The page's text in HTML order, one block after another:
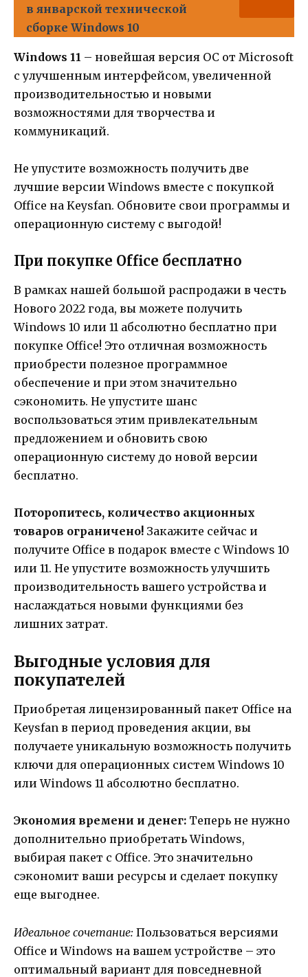
в январской технической
сборке Windows 10
Windows 11 – новейшая версия ОС от Microsoft
с улучшенным интерфейсом, увеличенной
производительностью и новыми
возможностями для творчества и
коммуникаций.
Не упустите возможность получить две
лучшие версии Windows вместе с покупкой
Office на Keysfan. Обновите свои программы и
операционную систему с выгодой!
При покупке Office бесплатно
В рамках нашей большой распродажи в честь
Нового 2022 года, вы можете получить
Windows 10 или 11 абсолютно бесплатно при
покупке Office! Это отличная возможность
приобрести полезное программное
обеспечение и при этом значительно
сэкономить. Не упустите шанс
воспользоваться этим привлекательным
предложением и обновить свою
операционную систему до новой версии
бесплатно.
Поторопитесь, количество акционных
товаров ограничено! Закажите сейчас и
получите Office в подарок вместе с Windows 10
или 11. Не упустите возможность улучшить
производительность вашего устройства и
наслаждаться новыми функциями без
лишних затрат.
Выгодные условия для
покупателей
Приобретая лицензированный пакет Office на
Keysfan в период проведения акции, вы
получаете уникальную возможность получить
ключи для операционных систем Windows 10
или Windows 11 абсолютно бесплатно.
Экономия времени и денег: Теперь не нужно
дополнительно приобретать Windows,
выбирая пакет с Office. Это значительно
сэкономит ваши ресурсы и сделает покупку
еще выгоднее.
Идеальное сочетание: Пользоваться версиями
Office и Windows на вашем устройстве – это
оптимальный вариант для повседневной